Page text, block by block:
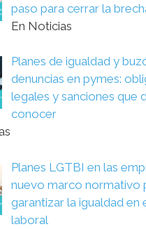
paso para cerrar la
En Noticias
Planes de igualdad y
denuncias en pymes:
legales y sanciones que
conocer
Planes LGTBI en las
nuevo marco normativo
garantizar la igualdad en
laboral